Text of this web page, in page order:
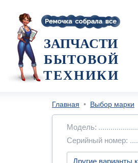
ЗАПЧАСТИ
БЫТОВОЙ
ТЕХНИКИ
Главная • Выбор марки
Модель:
Серийный номер: